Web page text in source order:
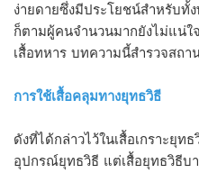
ง่ายดายซึ่งมีประโยชน์สำหรับทั้
ก็ตามผู้คนจำนวนมากยังไม่แน่
เสื้อทหาร บทความนี้สำรวจสถ
การใช้เสื้อคลุมทางยุทธวิธี
ดังที่ได้กล่าวไว้ในเสื้อเกราะยุท
อุปกรณ์ยุทธวิธี แต่เสื้อยุทธวิธีบ